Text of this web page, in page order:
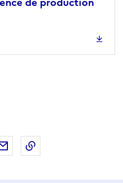
X (anciennement Twitter)
sur LinkedIn
Partager par email